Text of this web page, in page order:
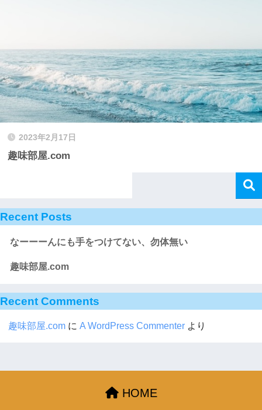
2023年2月17日
趣味部屋.com
Recent Posts
なーーーんにも手をつけてない、勿体無い
趣味部屋.com
Recent Comments
趣味部屋.com に A WordPress Commenter より
HOME